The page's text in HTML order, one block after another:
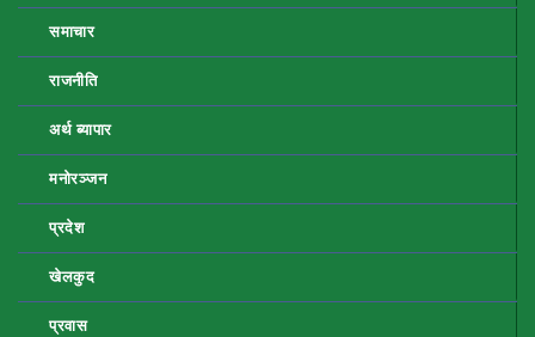
समाचार
राजनीति
अर्थ ब्यापार
मनोरञ्जन
प्रदेश
खेलकुद
प्रवास